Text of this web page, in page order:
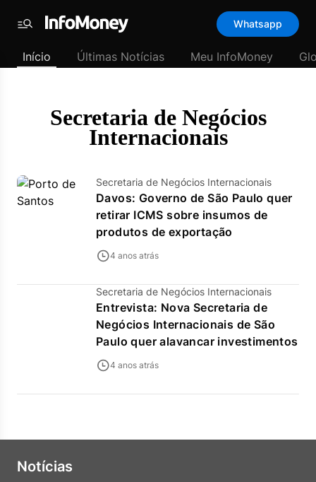
padrão
Últimas
InfoMoney
Menu
Whatsapp
Início Últimas Notícias Meu InfoMoney
Secretaria de Negócios
Internacionais
Secretaria de Negócios Internacionais
Davos: Governo de São Paulo quer
retirar ICMS sobre insumos de
produtos de exportação
4 anos atrás
Secretaria de Negócios Internacionais
Entrevista: Nova Secretaria de
Negócios Internacionais de São
Paulo quer alavancar investimentos
4 anos atrás
Notícias